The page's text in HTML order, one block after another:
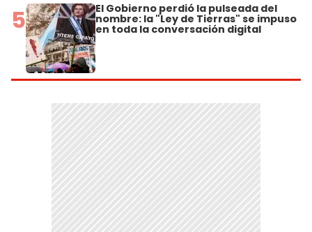
5 El Gobierno perdió la pulseada del
nombre: la "Ley de Tierras" se impuso
en toda la conversación digital